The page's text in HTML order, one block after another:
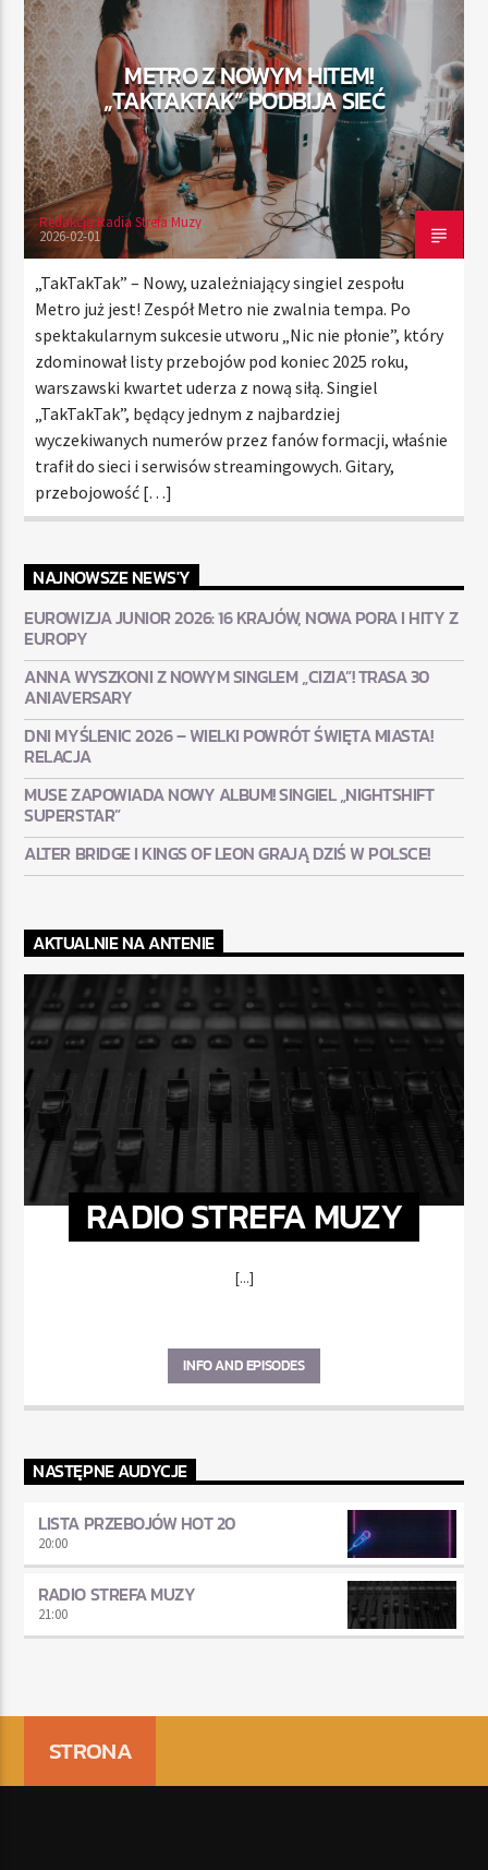
TERAZ
RADIO STREFA MUZY
11:00 20:00
METRO Z NOWYM HITEM!
„TAKTAKTAK” PODBIJA SIEĆ
Redakcja Radia Strefa Muzy
2026-02-01
„TakTakTak” – Nowy, uzależniający singiel zespołu
Metro już jest! Zespół Metro nie zwalnia tempa. Po
spektakularnym sukcesie utworu „Nic nie płonie”, który
zdominował listy przebojów pod koniec 2025 roku,
warszawski kwartet uderza z nową siłą. Singiel
„TakTakTak”, będący jednym z najbardziej
wyczekiwanych numerów przez fanów formacji, właśnie
trafił do sieci i serwisów streamingowych. Gitary,
przebojowość […]
NAJNOWSZE NEWS'Y
EUROWIZJA JUNIOR 2026: 16 KRAJÓW, NOWA PORA I HITY Z
EUROPY
ANNA WYSZKONI Z NOWYM SINGLEM „CIZIA”! TRASA 30
ANIAVERSARY
DNI MYŚLENIC 2026 – WIELKI POWRÓT ŚWIĘTA MIASTA!
RELACJA
MUSE ZAPOWIADA NOWY ALBUM! SINGIEL „NIGHTSHIFT
SUPERSTAR”
ALTER BRIDGE I KINGS OF LEON GRAJĄ DZIŚ W POLSCE!
AKTUALNIE NA ANTENIE
RADIO STREFA MUZY
[...]
INFO AND EPISODES
NASTĘPNE AUDYCJE
LISTA PRZEBOJÓW HOT 20
20:00
RADIO STREFA MUZY
21:00
STRONA